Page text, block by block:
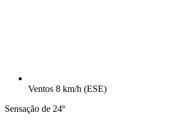
Ventos 8 km/h (ESE)
Sensação de 24º